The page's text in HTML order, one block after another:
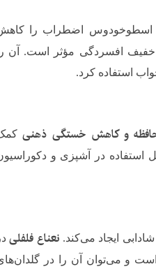
اسطوخودوس اضطراب را
افسردگی مؤثر است. آن را
استفاده کرد.
حافظه و کاهش خستگی ذهنی
استفاده در آشپزی و
ایجاد می‌کند. نعناع فلفلی در
و می‌توان آن را در